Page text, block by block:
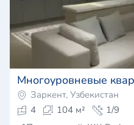
Многоуровневые
Заркент, Узбекистан
4
104 м²
1/9